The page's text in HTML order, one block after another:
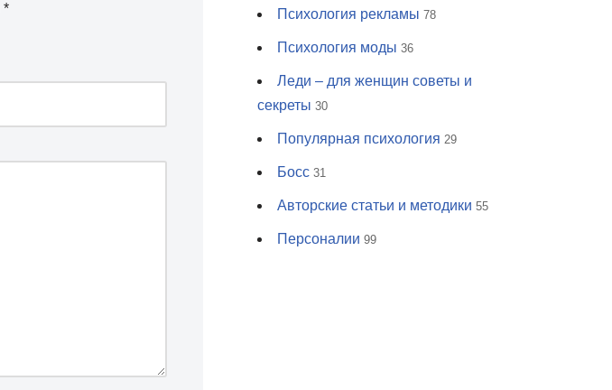
* Психология рекламы 78
Психология моды 36
Леди – для женщин советы и
секреты 30
Популярная психология 29
Босс 31
Авторские статьи и методики 55
Персоналии 99